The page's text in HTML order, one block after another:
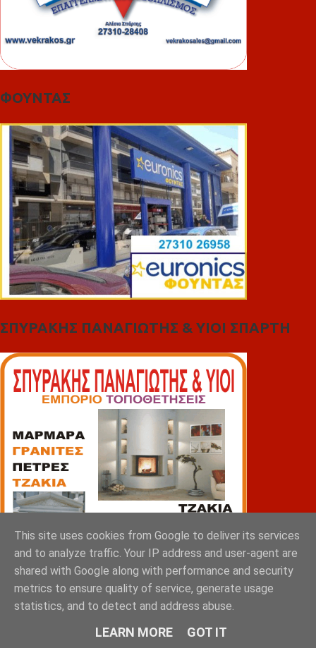
ΦΟΥΝΤΑΣ
ΣΠΥΡΑΚΗΣ ΠΑΝΑΓΙΩΤΗΣ & YIOI ΣΠΑΡΤΗ
This site uses cookies from Google to deliver its services
and to analyze traffic. Your IP address and user-agent are
shared with Google along with performance and security
metrics to ensure quality of service, generate usage
statistics, and to detect and address abuse.
LEARN MORE GOT IT